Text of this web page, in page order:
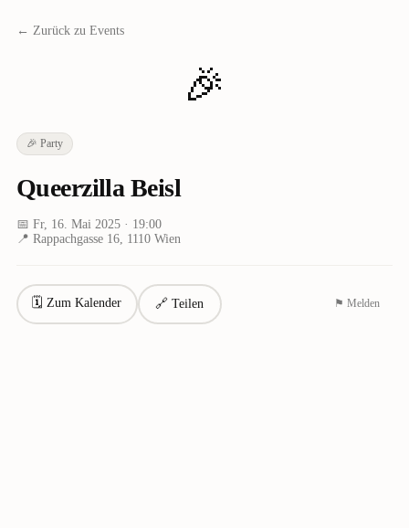
← Zurück zu Events
🎉
🎉 Party
Queerzilla Beisl
📅 Fr, 16. Mai 2025· 19:00
📍 Rappachgasse 16, 1110 Wien
🗓 Zum Kalender 🔗 Teilen ⚑ Melden